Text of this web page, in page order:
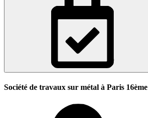
Société de travaux sur métal à Paris 16ème